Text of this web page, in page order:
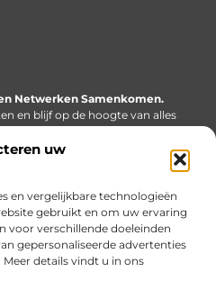
uw
en vergelijkbare technologieën
gebruikt en om uw ervaring
voor verschillende doeleinden
gepersonaliseerde advertenties
details vindt u in ons
Netwerken Samenkomen.
en blijf op de hoogte van alles
in de wereld.